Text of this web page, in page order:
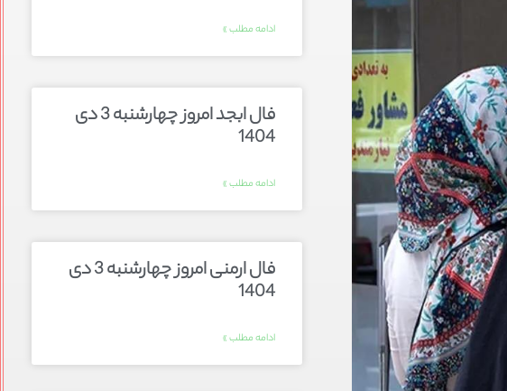
ادامه مطلب »
فال ابجد امروز چهارشنبه 3 دی
1404
ادامه مطلب »
فال ارمنی امروز چهارشنبه 3 دی
1404
ادامه مطلب »